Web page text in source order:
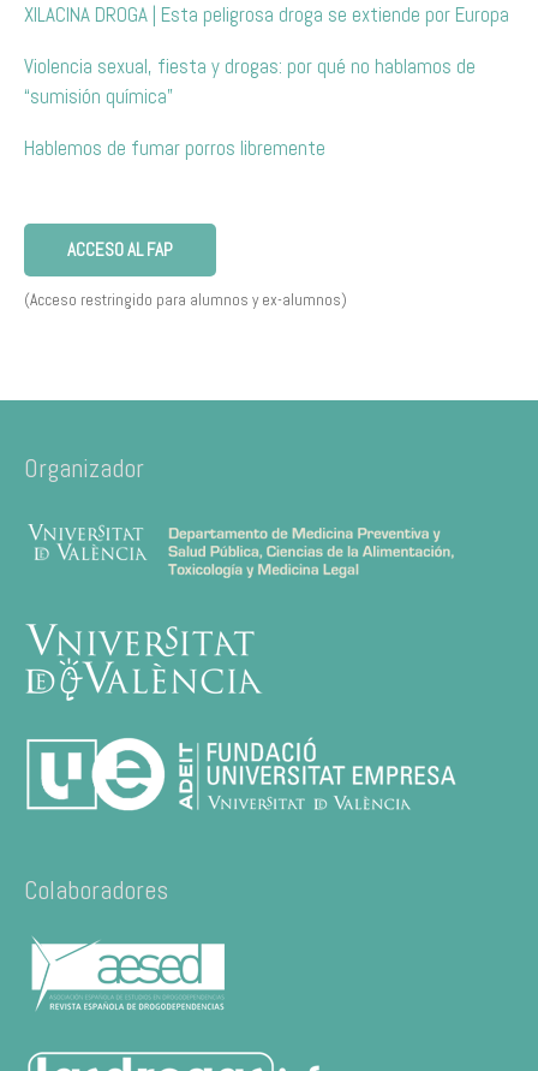
XILACINA DROGA | Esta peligrosa droga se extiende por Europa
Violencia sexual, fiesta y drogas: por qué no hablamos de
“sumisión química”
Hablemos de fumar porros libremente
ACCESO AL FAP
(Acceso restringido para alumnos y ex-alumnos)
Organizador
Colaboradores